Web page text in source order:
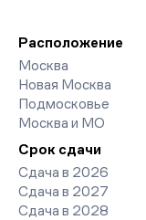
организует
минимальной
заявку на обратный
Расположение
Москва
Новая Москва
Подмосковье
Москва и МО
Срок сдачи
Сдача в 2026
Сдача в 2027
Сдача в 2028